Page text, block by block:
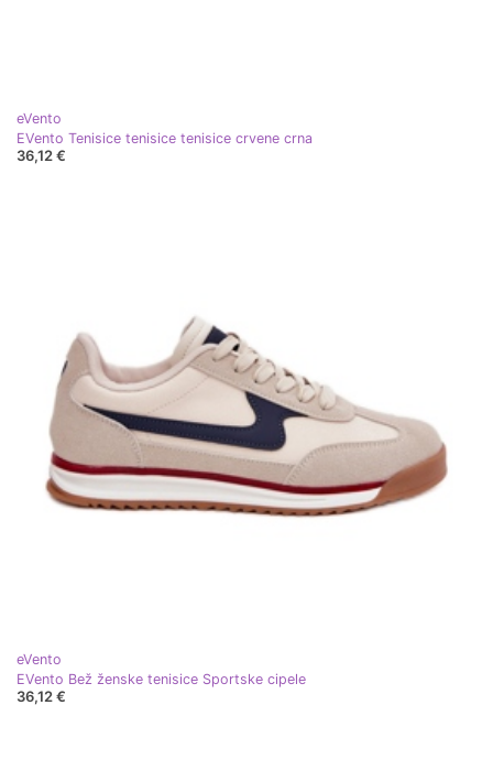
eVento
EVento Tenisice tenisice tenisice crvene crna
36,12 €
eVento
EVento Bež ženske tenisice Sportske cipele
36,12 €